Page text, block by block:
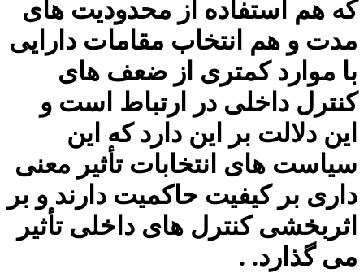
که هم استفاده از محدودیت های
مدت و هم انتخاب مقامات دارایی
با موارد کمتری از ضعف های
کنترل داخلی در ارتباط است و
این دلالت بر این دارد که این
سیاست های انتخابات تأثیر معنی
داری بر کیفیت حاکمیت دارند و بر
اثربخشی کنترل های داخلی تأثیر
می گذارد. .